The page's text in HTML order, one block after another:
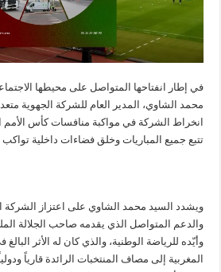
في إطار انفتاحها المتواصل على محيطها
محمد الشاوي، المدير العام للشركة الجهوية
انخراط الشركة في مواكبة منافسات كأس الأمم
تتبع جميع المباريات وخلق فضاءات داخلية تواكب
ويشدد السيد محمد الشاوي على اعتزاز الشركة
والدعم المتواصل الذي يقدمه صاحب الجلالة
وأيّده للرياضة الوطنية، والذي كان له الأثر البالغ
المغربية إلى مصاف المنتخبات الرائدة قارياً